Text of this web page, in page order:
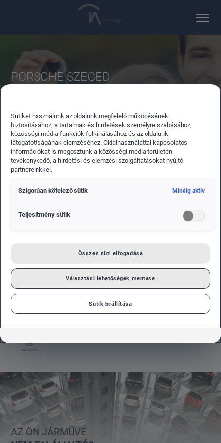
PORSCHE SZEGED
elvihető, új autóink között!
AZONNAL ELVIHETŐ MODELLJEINK
Szeretné megtekinteni újautóink teljes választékát? Kérjük,
MINDEN
AZ ÖN JÁRMŰVE
Sütiket használunk az oldalunk megfelelő működésének
biztosításához, a tartalmak és hirdetések személyre szabásához,
közösségi média funkciók felkínálásához és az oldalunk
látogatottságának elemzéséhez. Oldalhasználattal kapcsolatos
információkat is megosztunk a közösségi média területén
tevékenykedő, a hirdetési és elemzési szolgáltatásokat nyújtó
partnereinkkel.
Szigorúan kötelező sütik Mindig aktív
Teljesítmény sütik
Összes süti elfogadása
Választási lehetőségek mentése
Sütik beállítása